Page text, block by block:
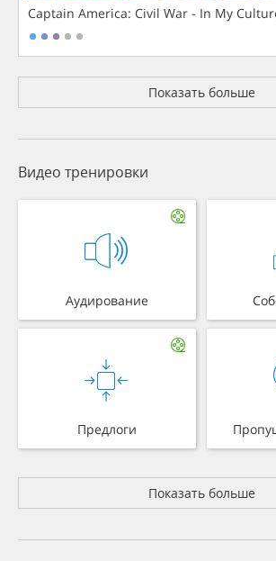
Captain America: Civil War - In My
Показать больше
Видео тренировки
Аудирование
Предлоги
Показать больше